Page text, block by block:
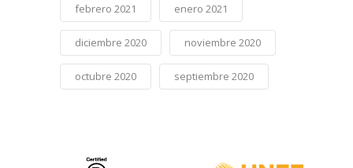
febrero 2021 enero 2021
diciembre 2020 noviembre 2020
octubre 2020 septiembre 2020